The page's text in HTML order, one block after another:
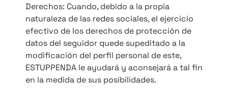
Derechos: Cuando, debido a la propia
naturaleza de las redes sociales, el ejercicio
efectivo de los derechos de protección de
datos del seguidor quede supeditado a la
modificación del perfil personal de este,
ESTUPPENDA le ayudará y aconsejará a tal fin
en la medida de sus posibilidades.